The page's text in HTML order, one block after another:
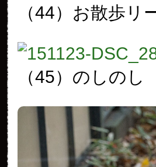
（44）お散歩リ
（45）のしのし